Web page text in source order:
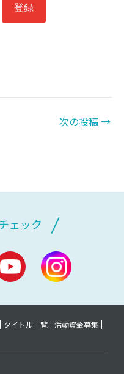
次の投稿→
ェック
タイトル一覧
活動資金募集